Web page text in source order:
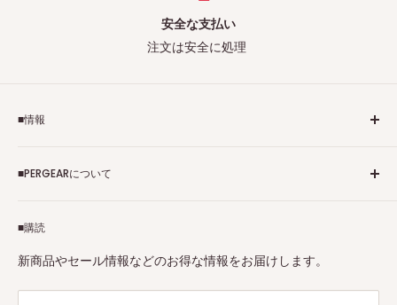
安全な支払い
注文は安全に処理
■購読
新商品やセール情報などのお得な情報をお届けします。
■情報
個人情報保護方針
Tax-free
特定商取引法に基づく表示
■PERGEARについて
7Artisans、FIMIなど各撮影機材ブランドの正規代理店です。
プロ、アマチュアを問わず、さまざまな撮影製品を取り揃え